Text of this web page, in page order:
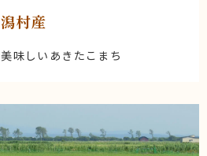
村産
美味しいあきたこまち